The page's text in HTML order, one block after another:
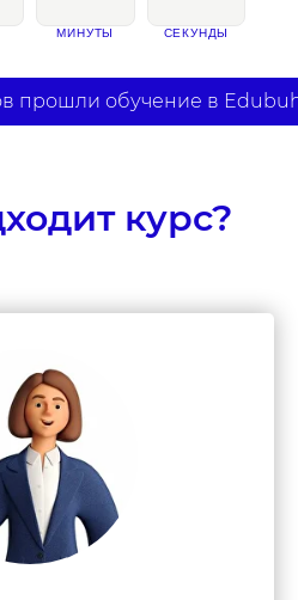
МИНУТЫ СЕКУНДЫ
обучение в Edubuh
курс?